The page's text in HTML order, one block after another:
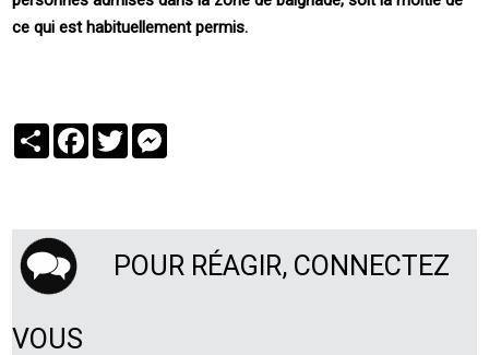
ce qui est habituellement permis.
PartagerFacebook
Twitter
POUR RÉAGIR, CONNECTEZ
VOUS